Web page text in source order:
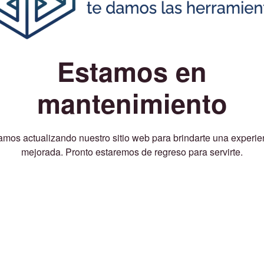
Estamos en
mantenimiento
actualizando nuestro sitio web para brindarte una
mejorada. Pronto estaremos de regreso para servirte.